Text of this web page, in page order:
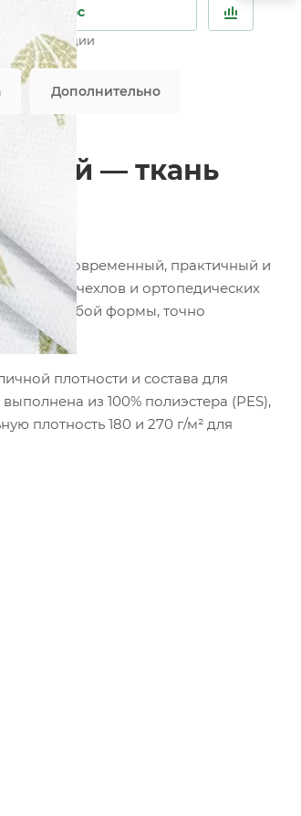
вопрос
опции
офертой
Дополнительно
— ткань
— это современный, практичный и
чехлов и ортопедических
любой формы, точно
плотности и состава для
из 100% полиэстера (PES),
плотность 180 и 270 г/м² для